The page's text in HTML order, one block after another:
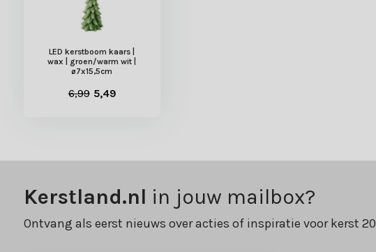
LED kerstboom kaars |
wax | groen/warm wit |
ø7x15,5cm
6,99 5,49
Kerstland.nl in jouw mailbox?
Ontvang als eerst nieuws over acties of inspiratie voor kerst